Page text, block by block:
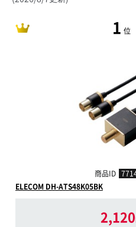
1 位
商品ID
ELECOM DH-ATS48K05BK
2,120